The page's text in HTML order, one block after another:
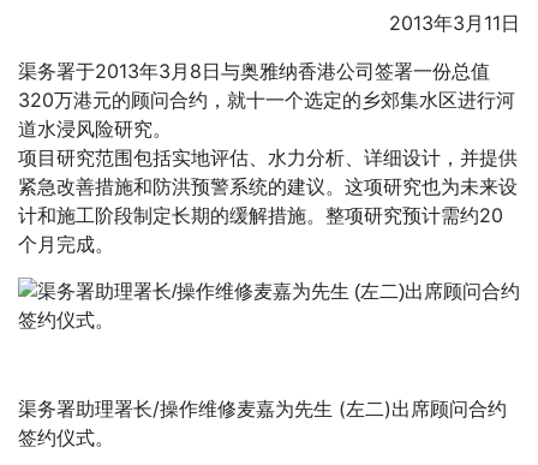
2013年3月11日
渠务署于2013年3月8日与奥雅纳香港公司签署一份总值
320万港元的顾问合约，就十一个选定的乡郊集水区进行河
道水浸风险研究。
项目研究范围包括实地评估、水力分析、详细设计，并提供
紧急改善措施和防洪预警系统的建议。这项研究也为未来设
计和施工阶段制定长期的缓解措施。整项研究预计需约20
个月完成。
渠务署助理署长/操作维修麦嘉为先生 (左二)出席顾问合约
签约仪式。